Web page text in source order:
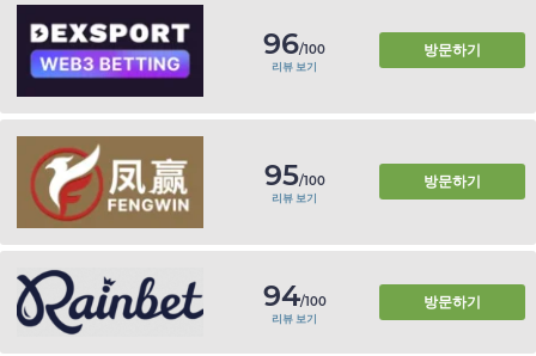
96/100
리뷰 보기
방문하기
95/100
리뷰 보기
방문하기
94/100
리뷰 보기
방문하기